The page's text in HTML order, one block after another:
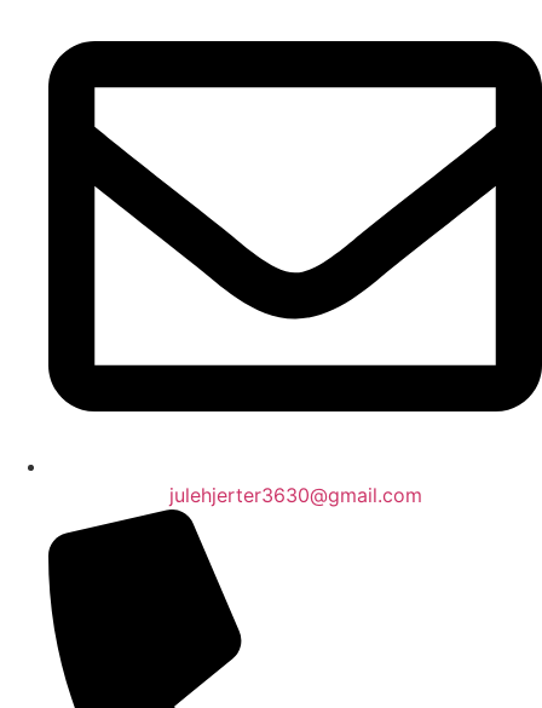
julehjerter3630@gmail.com